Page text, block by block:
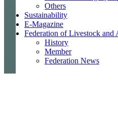
Others
Sustainability
E-Magazine
Federation of Livestock and
History
Member
Federation News